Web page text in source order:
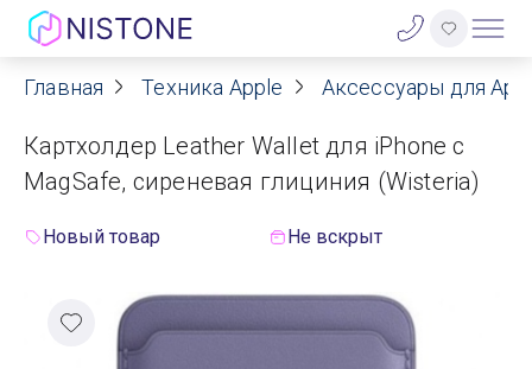
Акции
О нас
Реквизиты
Главная Техника Apple Аксессуары для
Картхолдер Leather Wallet для iPhone с
MagSafe, сиреневая глициния (Wisteria)
Новый товар Не вскрыт